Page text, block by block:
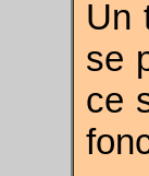
Un
se
ce